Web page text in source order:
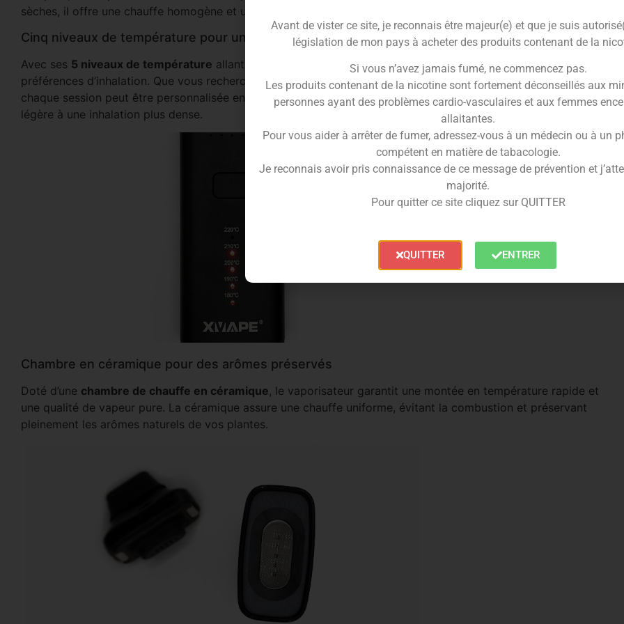
sèches, il offre une chauffe homogène et une restitution des saveurs optimisée.
Cinq niveaux de température pour une expérience sur mesure
Avec ses 5 niveaux de température allant de 180°C à 220°C, le XVape Avant s’adapte à toutes les
préférences d’inhalation. Que vous recherchiez une vapeur douce et savoureuse ou un tirage plus dense,
chaque session peut être personnalisée en un seul clic. Une simple pression suffit pour passer d’une session
légère à une inhalation plus dense.
Chambre en céramique pour des arômes préservés
Doté d’une chambre de chauffe en céramique, le vaporisateur garantit une montée en température rapide et
une qualité de vapeur pure. La céramique assure une chauffe uniforme, évitant la combustion et préservant
pleinement les arômes naturels de vos plantes.
Avant de vister ce site, je reconnais être majeur(e) et que je suis
législation de mon pays à acheter des produits contenant de la
Si vous n’avez jamais fumé, ne commencez pas.
Les produits contenant de la nicotine sont fortement déconseillés aux
personnes ayant des problèmes cardio-vasculaires et aux femmes
allaitantes.
Pour vous aider à arrêter de fumer, adressez-vous à un médecin ou à un
compétent en matière de tabacologie.
Je reconnais avoir pris connaissance de ce message de prévention et
majorité.
Pour quitter ce site cliquez sur QUITTER
QUITTER ENTRER